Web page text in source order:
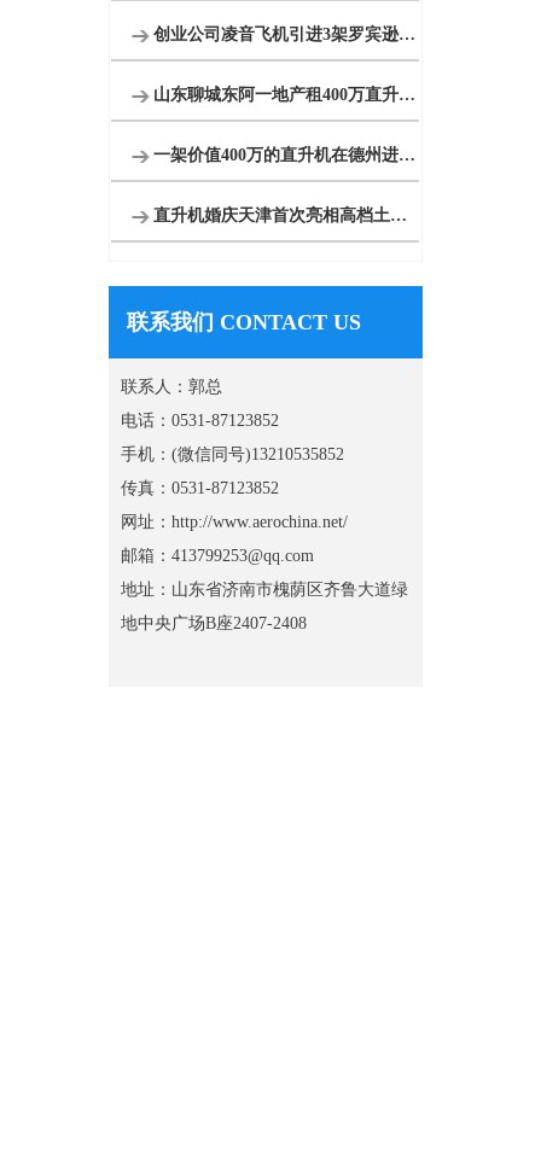
创业公司凌音飞机引进3架罗宾逊R44直升机将用于租赁和销售
山东聊城东阿一地产租400万直升机看房
一架价值400万的直升机在德州进行飞蛾病虫防治
直升机婚庆天津首次亮相高档土豪空中婚礼最高达88.88万
联系我们 CONTACT US
联系人：郭总
电话：0531-87123852
手机：(微信同号)13210535852
传真：0531-87123852
网址：http://www.aerochina.net/
邮箱：413799253@qq.com
地址：山东省济南市槐荫区齐鲁大道绿
地中央广场B座2407-2408